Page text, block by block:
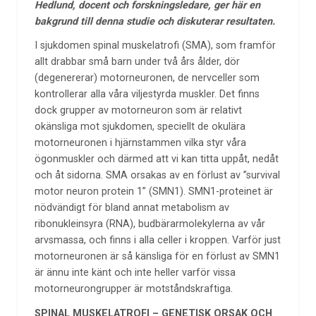
Hedlund, docent och forskningsledare, ger här en
bakgrund till denna studie och diskuterar resultaten.
I sjukdomen spinal muskelatrofi (SMA), som framför
allt drabbar små barn under två års ålder, dör
(degenererar) motorneuronen, de nervceller som
kontrollerar alla våra viljestyrda muskler. Det finns
dock grupper av motorneuron som är relativt
okänsliga mot sjukdomen, speciellt de okulära
motorneuronen i hjärnstammen vilka styr våra
ögonmuskler och därmed att vi kan titta uppåt, nedåt
och åt sidorna. SMA orsakas av en förlust av ”survival
motor neuron protein 1” (SMN1). SMN1-proteinet är
nödvändigt för bland annat metabolism av
ribonukleinsyra (RNA), budbärarmolekylerna av vår
arvsmassa, och finns i alla celler i kroppen. Varför just
motorneuronen är så känsliga för en förlust av SMN1
är ännu inte känt och inte heller varför vissa
motorneurongrupper är motståndskraftiga.
SPINAL MUSKELATROFI – GENETISK ORSAK OCH